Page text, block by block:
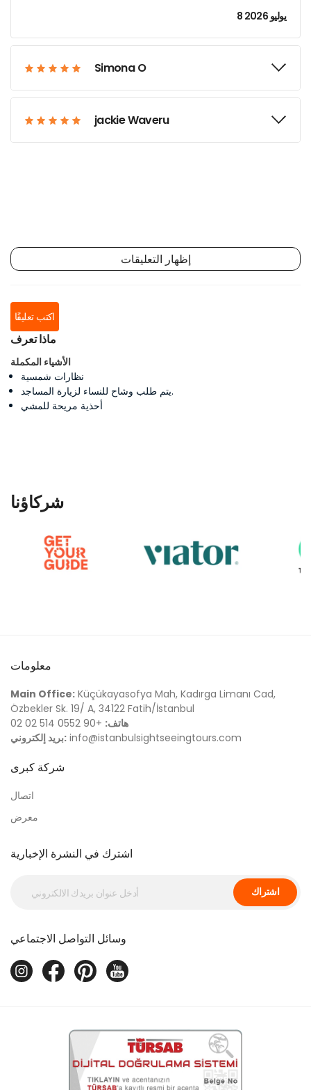
8 يوليو 2026
Simona O
jackie Waveru
إظهار التعليقات
اكتب تعليقًا
ماذا تعرف
الأشياء المكملة
نظارات شمسية
يتم طلب وشاح للنساء لزيارة المساجد.
أحذية مريحة للمشي
شركاؤنا
معلومات
Main Office: Küçükayasofya Mah, Kadırga Limanı Cad,
Özbekler Sk. 19/ A, 34122 Fatih/İstanbul
هاتف: +90 0552 514 02 02
بريد إلكتروني: info@istanbulsightseeingtours.com
شركة كبرى
اتصال
معرض
اشترك في النشرة الإخبارية
اشتراك
وسائل التواصل الاجتماعي